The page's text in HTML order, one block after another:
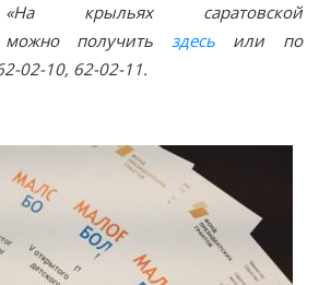
крыльях саратовской
можно получить здесьили по
02-10, 62-02-11.